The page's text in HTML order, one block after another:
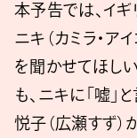
本予告では、イギ
ニキ（カミラ・ア
を聞かせてほしい
も、ニキに「嘘
悦子（広瀬すず